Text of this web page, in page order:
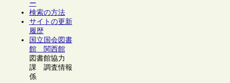
ー
検索の方法
サイトの更新
履歴
国立国会図書
館 関西館
図書館協力
課 調査情報
係